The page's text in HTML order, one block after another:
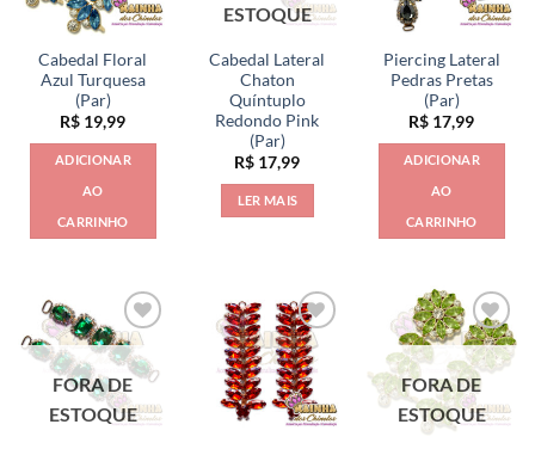
Cabedal Floral
Azul Turquesa
(Par)
R$ 19,99
ADICIONAR
AO
CARRINHO
ESTOQUE
Cabedal Lateral
Chaton
Quíntuplo
Redondo Pink
(Par)
R$ 17,99
LER MAIS
Piercing Lateral
Pedras Pretas
(Par)
R$ 17,99
ADICIONAR
AO
CARRINHO
FORA DE
ESTOQUE
FORA DE
ESTOQUE